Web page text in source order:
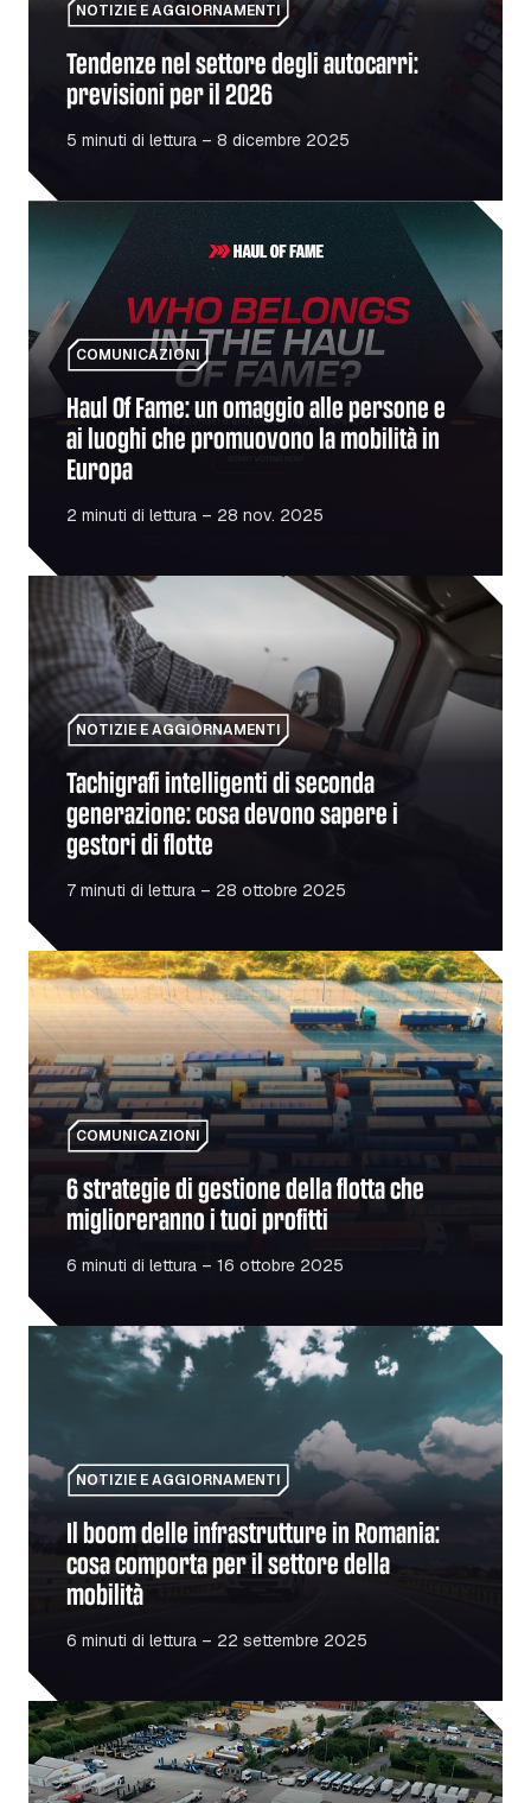
NOTIZIE E AGGIORNAMENTI
Tendenze nel settore degli autocarri:
previsioni per il 2026
5 minuti di lettura – 8 dicembre 2025
Haul Of Fame: un omaggio alle persone e ai luoghi che
COMUNICAZIONI
Haul Of Fame: un omaggio alle persone e
ai luoghi che promuovono la mobilità in
Europa
2 minuti di lettura – 28 nov. 2025
Tachigrafi intelligenti di seconda generazione: cosa
NOTIZIE E AGGIORNAMENTI
Tachigrafi intelligenti di seconda
generazione: cosa devono sapere i
gestori di flotte
7 minuti di lettura – 28 ottobre 2025
6 strategie di gestione della flotta che miglioreranno i
COMUNICAZIONI
6 strategie di gestione della flotta che
miglioreranno i tuoi profitti
6 minuti di lettura – 16 ottobre 2025
Il boom delle infrastrutture in Romania: cosa comporta
NOTIZIE E AGGIORNAMENTI
Il boom delle infrastrutture in Romania:
cosa comporta per il settore della
mobilità
6 minuti di lettura – 22 settembre 2025
Dietro le quinte di Formula Premier Truckstop: alla